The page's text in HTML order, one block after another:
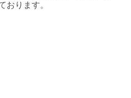
ります。